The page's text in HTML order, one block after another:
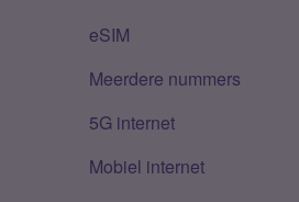
eSIM
Meerdere nummers
5G internet
Mobiel internet